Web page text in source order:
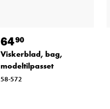
6490
Viskerblad, bag,
modeltilpasset
58-572